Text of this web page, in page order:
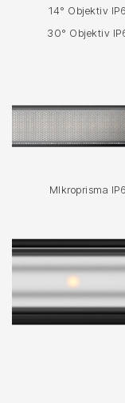
14° Objektiv
30° Objektiv
MIkroprisma